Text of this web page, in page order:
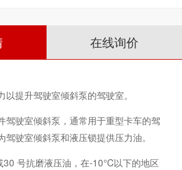
在线询价
提升驾驶室倾斜泵的驾驶室。
驾驶室倾斜泵，通常用于重型卡车的驾
驶室倾斜泵和液压锁提供压力油。
号抗磨液压油，在-10°C以下的地区